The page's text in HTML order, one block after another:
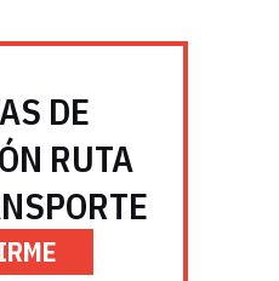
DE
RUTA